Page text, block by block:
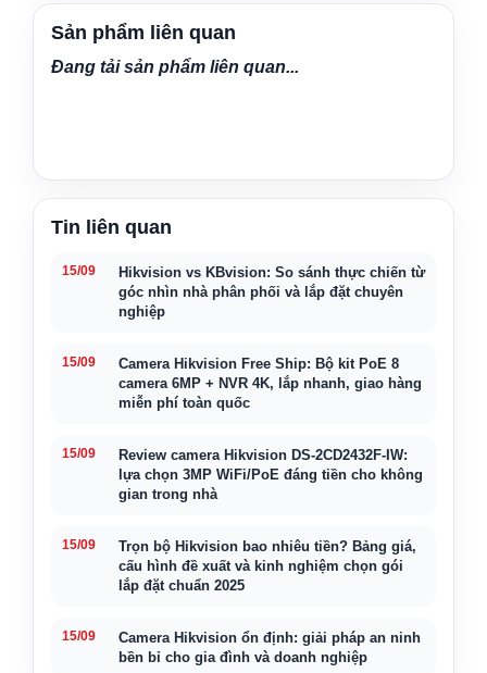
Sản phẩm liên quan
Đang tải sản phẩm liên quan...
Tin liên quan
15/09
Hikvision vs KBvision: So sánh thực chiến từ
góc nhìn nhà phân phối và lắp đặt chuyên
nghiệp
15/09
Camera Hikvision Free Ship: Bộ kit PoE 8
camera 6MP + NVR 4K, lắp nhanh, giao hàng
miễn phí toàn quốc
15/09
Review camera Hikvision DS-2CD2432F-IW:
lựa chọn 3MP WiFi/PoE đáng tiền cho không
gian trong nhà
15/09
Trọn bộ Hikvision bao nhiêu tiền? Bảng giá,
cấu hình đề xuất và kinh nghiệm chọn gói
lắp đặt chuẩn 2025
15/09
Camera Hikvision ổn định: giải pháp an ninh
bền bỉ cho gia đình và doanh nghiệp